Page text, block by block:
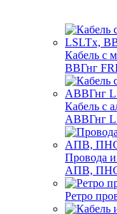
Кабель с
ВВГнг
Кабель с
АВВГнг
Провода
АПВ,
Ретро